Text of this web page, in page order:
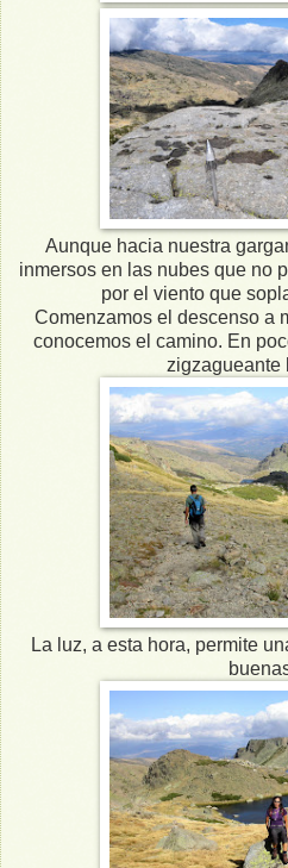
Aunque hacia nuestra
inmersos en las nubes que no
por el viento que
Comenzamos el descenso a
conocemos el camino. En
zigzagueante
La luz, a esta hora, permite